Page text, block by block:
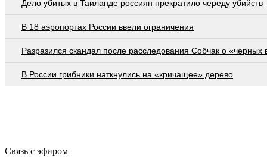
Дело убитых в Таиланде россиян прекратило череду убийств
В 18 аэропортах России ввели ограничения
Разразился скандал после расследования Собчак о «черных
В России грибники наткнулись на «кричащее» дерево
Связь с эфиром